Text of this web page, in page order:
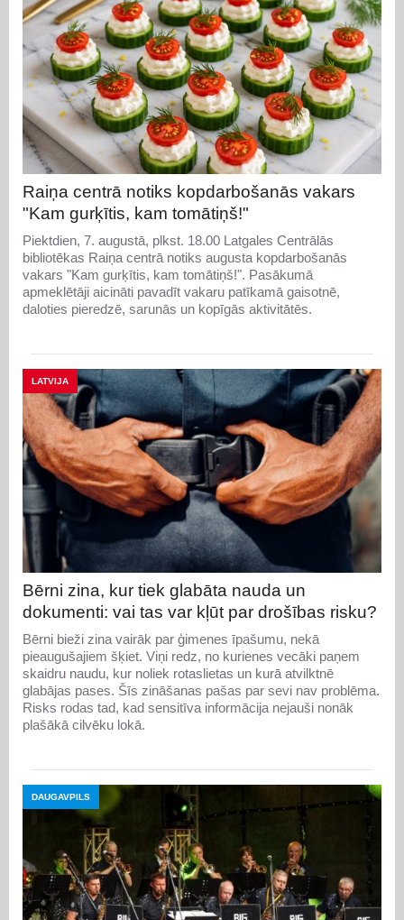
Raiņa centrā notiks kopdarbošanās vakars
"Kam gurķītis, kam tomātiņš!"
Piektdien, 7. augustā, plkst. 18.00 Latgales Centrālās
bibliotēkas Raiņa centrā notiks augusta kopdarbošanās
vakars "Kam gurķītis, kam tomātiņš!". Pasākumā
apmeklētāji aicināti pavadīt vakaru patīkamā gaisotnē,
daloties pieredzē, sarunās un kopīgās aktivitātēs.
LATVIJA
Bērni zina, kur tiek glabāta nauda un
dokumenti: vai tas var kļūt par drošības risku?
Bērni bieži zina vairāk par ģimenes īpašumu, nekā
pieaugušajiem šķiet. Viņi redz, no kurienes vecāki paņem
skaidru naudu, kur noliek rotaslietas un kurā atvilktnē
glabājas pases. Šīs zināšanas pašas par sevi nav problēma.
Risks rodas tad, kad sensitīva informācija nejauši nonāk
plašākā cilvēku lokā.
DAUGAVPILS